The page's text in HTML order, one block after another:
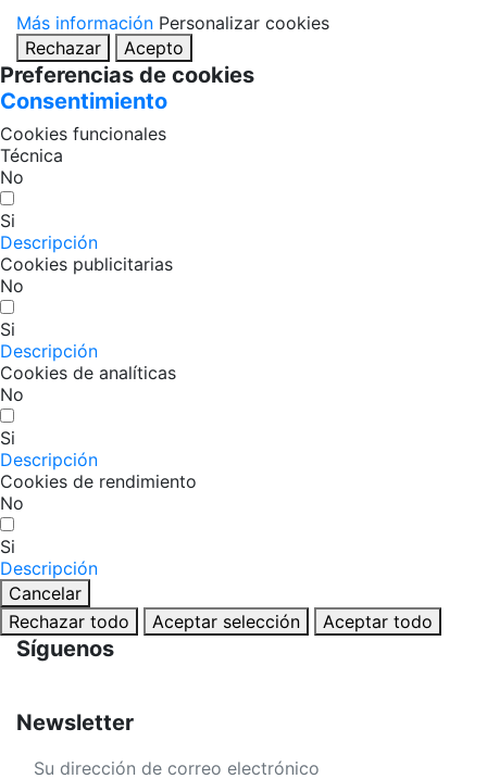
Más información Personalizar cookies
Rechazar
Acepto
Preferencias de cookies
Consentimiento
Cookies funcionales
Técnica
No
Si
Descripción
Cookies publicitarias
No
Si
Descripción
Cookies de analíticas
No
Si
Descripción
Cookies de rendimiento
No
Si
Descripción
Cancelar
Rechazar todo
Aceptar selección Aceptar todo
Síguenos
Newsletter